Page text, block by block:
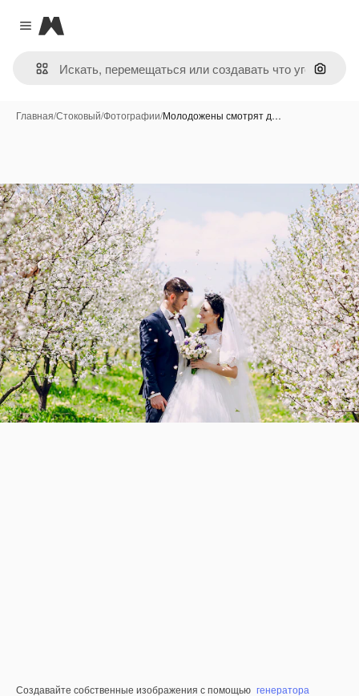
Close menu
Magnific
Поиск
Главная/Стоковый/Фотографии/Молодожены смотрят д…
Создавайте собственные изображения с помощью генератора